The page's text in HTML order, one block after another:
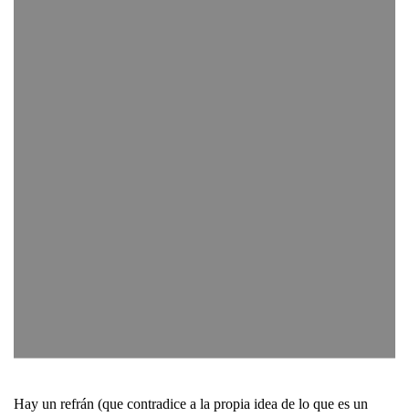
Hay un refrán (que contradice a la propia idea de lo que es un